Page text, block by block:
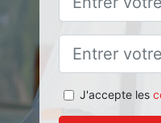
J'accepte les